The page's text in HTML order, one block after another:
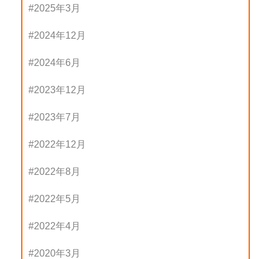
2025年3月
2024年12月
2024年6月
2023年12月
2023年7月
2022年12月
2022年8月
2022年5月
2022年4月
2020年3月